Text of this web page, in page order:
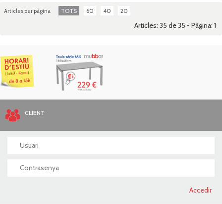
Articles per pàgina TOTS 60 40 20
Articles: 35 de 35 - Pàgina: 1
CLIENT